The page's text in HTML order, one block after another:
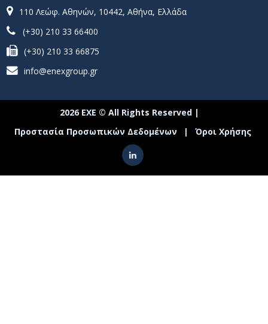
110 Λεώφ. Αθηνών, 10442, Αθήνα, Ελλάδα
(+30) 210 33 66400
(+30) 210 33 66875
info@enexgroup.gr
2026 ΕΧΕ © All Rights Reserved |
Προστασία Προσωπικών Δεδομένων
| Όροι Χρήσης